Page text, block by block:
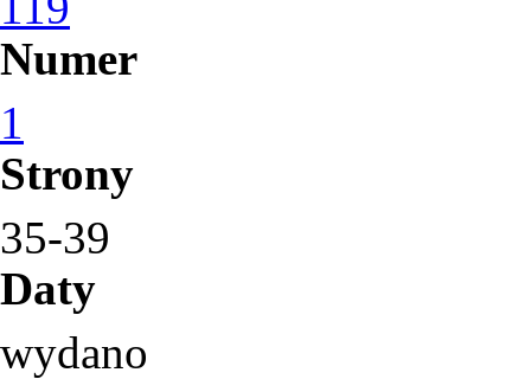
Numer
1
Strony
35-39
Daty
wydano